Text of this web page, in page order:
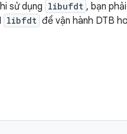
sử dụng libufdt , bạn
libfdt để vận hành DTB